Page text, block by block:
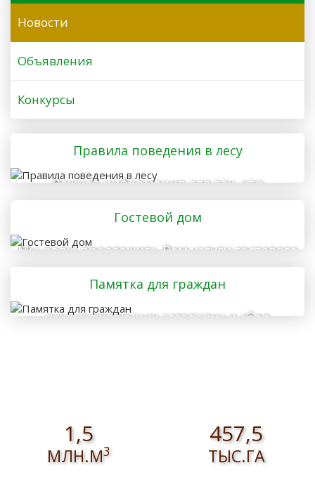
Новости
Объявления
Конкурсы
Правила поведения в лесу
Важная информация для тех, кто
отправляется в лес
Гостевой дом
Мы рады предложить Вам услуги гостевого
дома
Памятка для граждан
осуществляющих заготовку и сбор
1,5
МЛН.М3
457,5
ТЫС.ГА